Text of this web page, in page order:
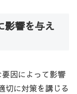
影響を与え
因によって影響
切に対策を講じる